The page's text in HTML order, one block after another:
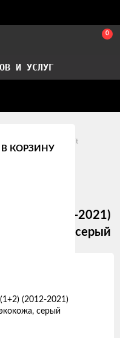
0
И УСЛУГ
Transit
(1+2) (2012 - 2021)
(1+2) (2012-2021)
экокожа, серый
КОРЗИНУ